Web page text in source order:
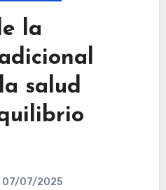
la
salud
07/07/2025